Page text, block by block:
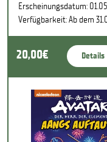
Erscheinungsdatum:
Verfügbarkeit: Ab dem
20,00€ Details